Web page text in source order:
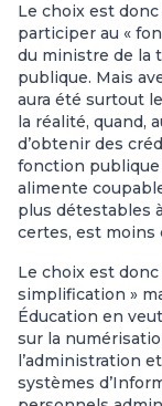
Le choix est donc
participer au «
du ministre de la
publique. Mais
aura été surtout
la réalité, quand,
d’obtenir des
fonction publique
alimente
plus détestables
certes, est moins
Le choix est
simplification »
Éducation en
sur la
l’administration
systèmes